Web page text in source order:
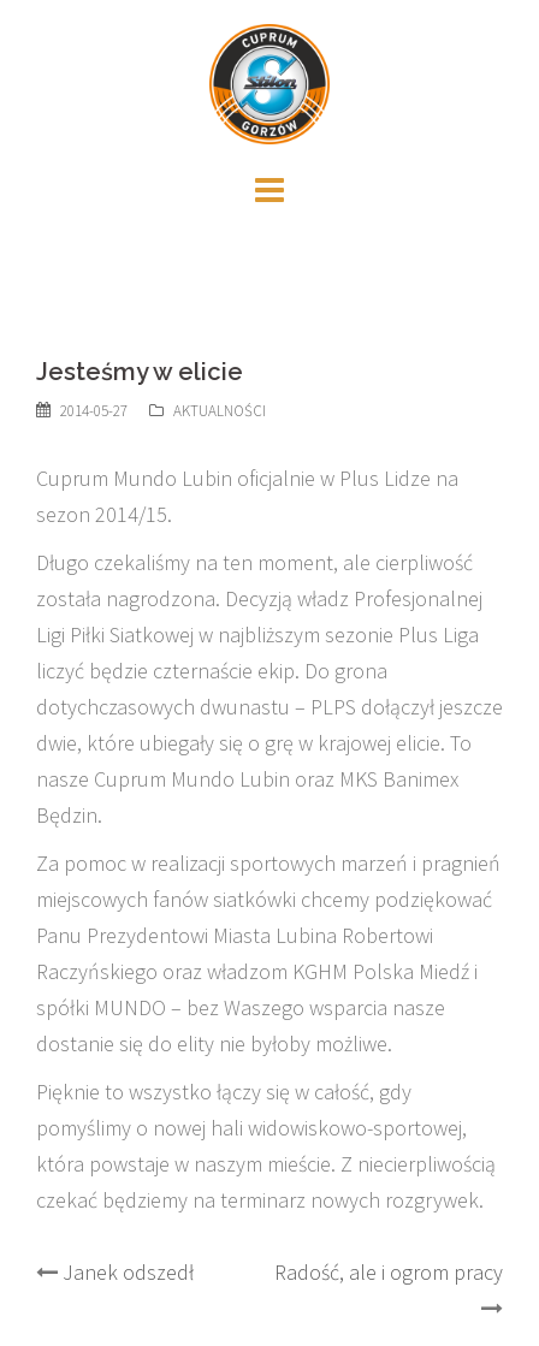
Jesteśmy w elicie
2014-05-27 AKTUALNOŚCI
Cuprum Mundo Lubin oficjalnie w Plus Lidze na
sezon 2014/15.
Długo czekaliśmy na ten moment, ale cierpliwość
została nagrodzona. Decyzją władz Profesjonalnej
Ligi Piłki Siatkowej w najbliższym sezonie Plus Liga
liczyć będzie czternaście ekip. Do grona
dotychczasowych dwunastu – PLPS dołączył jeszcze
dwie, które ubiegały się o grę w krajowej elicie. To
nasze Cuprum Mundo Lubin oraz MKS Banimex
Będzin.
Za pomoc w realizacji sportowych marzeń i pragnień
miejscowych fanów siatkówki chcemy podziękować
Panu Prezydentowi Miasta Lubina Robertowi
Raczyńskiego oraz władzom KGHM Polska Miedź i
spółki MUNDO – bez Waszego wsparcia nasze
dostanie się do elity nie byłoby możliwe.
Pięknie to wszystko łączy się w całość, gdy
pomyślimy o nowej hali widowiskowo-sportowej,
która powstaje w naszym mieście. Z niecierpliwością
czekać będziemy na terminarz nowych rozgrywek.
Post
Janek odszedł Radość, ale i ogrom pracy